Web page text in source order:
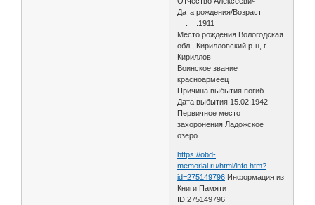
Дата рождения/Возраст
__.__.1911
Место рождения Вологодская
обл., Кирилловский р-н, г.
Кириллов
Воинское звание
красноармеец
Причина выбытия погиб
Дата выбытия 15.02.1942
Первичное место
захоронения Ладожское
озеро
https://obd-
memorial.ru/html/info.htm?
id=275149796 Информация из
Книги Памяти
ID 275149796